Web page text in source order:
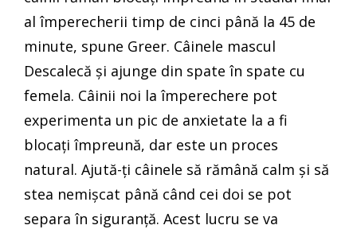
al împerecherii timp de cinci până la 45 de
minute, spune Greer. Câinele mascul
Descalecă și ajunge din spate în spate cu
femela. Câinii noi la împerechere pot
experimenta un pic de anxietate la a fi
blocați împreună, dar este un proces
natural. Ajută-ți câinele să rămână calm și să
stea nemișcat până când cei doi se pot
separa în siguranță. Acest lucru se va